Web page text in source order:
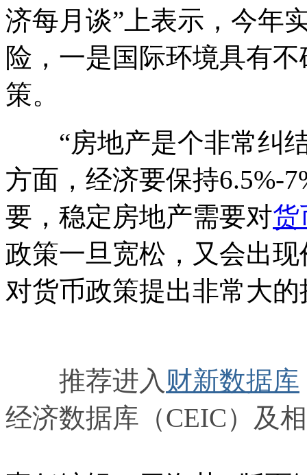
济每月谈”上表示，今年
险，一是国际环境具有
策。
“房地产是个非常纠结
方面，经济要保持6.5%-
要，稳定房地产需要对货
政策一旦宽松，又会出
对货币政策提出非常大的
推荐进入 财新数据库
经济数据库（CEIC）及